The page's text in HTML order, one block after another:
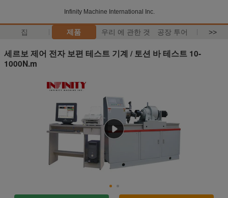
Infinity Machine International Inc.
집 제품 우리 에 관한 것 공장 투어 >>
세르보 제어 전자 보편 테스트 기계 / 토션 바 테스트 10-
1000N.m